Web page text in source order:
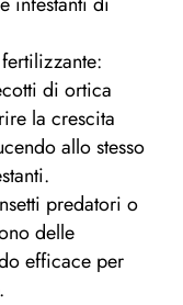
di ortica
la crescita
allo stesso
predatori o
delle
efficace per